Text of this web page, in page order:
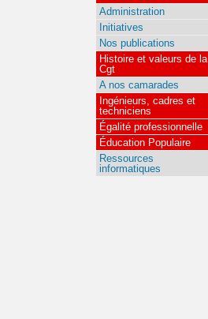
Administration
Initiatives
Nos publications
Histoire et valeurs de la
Cgt
A nos camarades
Ingénieurs, cadres et
techniciens
Égalité professionnelle
Éducation Populaire
Ressources
informatiques